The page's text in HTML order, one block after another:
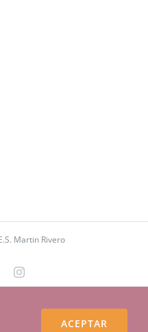
Martin Rivero
FacebookInstagram
ACEPTAR